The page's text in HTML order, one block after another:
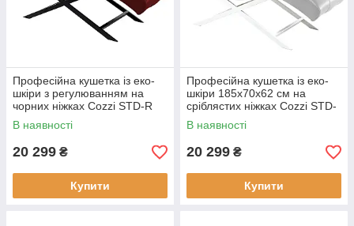
Професійна кушетка із еко-
шкіри з регулюванням на
чорних ніжках Cozzi STD-R
Calissimo для салону краси
Бордова
В наявності
20 299 ₴
Купити
Професійна кушетка із еко-
шкіри 185x70x62 см на
сріблястих ніжках Cozzi STD-
R Calissimo для салону краси
Сіра
В наявності
20 299 ₴
Купити